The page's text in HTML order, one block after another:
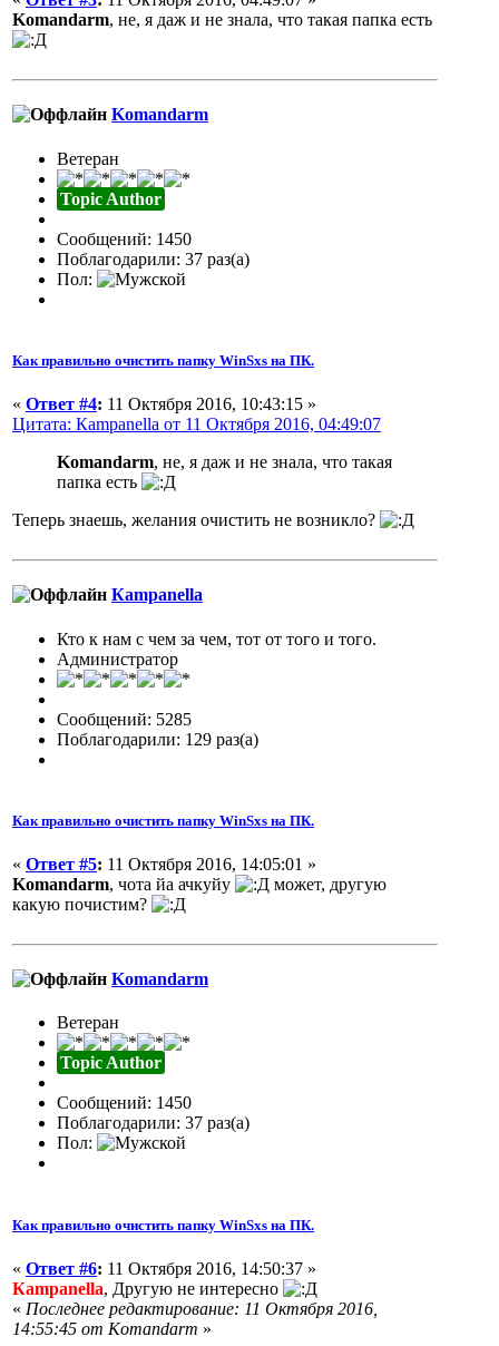
Komandarm, не, я даж и не знала, что такая папка есть
Komandarm
Ветеран
Topic Author
Сообщений: 1450
Поблагодарили: 37 раз(а)
Пол:
Как правильно очистить папку WinSxs на ПК.
« Ответ #4: 11 Октября 2016, 10:43:15 »
Цитата: Кampanella от 11 Октября 2016, 04:49:07
Komandarm, не, я даж и не знала, что такая
папка есть
Теперь знаешь, желания очистить не возникло?
Кampanella
Кто к нам с чем за чем, тот от того и того.
Администратор
Сообщений: 5285
Поблагодарили: 129 раз(а)
Как правильно очистить папку WinSxs на ПК.
« Ответ #5: 11 Октября 2016, 14:05:01 »
Komandarm, чота йа ачкуйу
может, другую
какую почистим?
Komandarm
Ветеран
Topic Author
Сообщений: 1450
Поблагодарили: 37 раз(а)
Пол:
Как правильно очистить папку WinSxs на ПК.
« Ответ #6: 11 Октября 2016, 14:50:37 »
Кampanella, Другую не интересно
« Последнее редактирование: 11 Октября 2016,
14:55:45 от Komandarm »